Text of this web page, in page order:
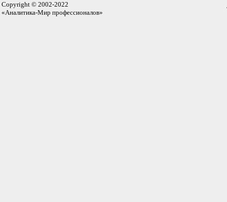
Copyright © 2002-2022
«Аналитика-Мир профессионалов»